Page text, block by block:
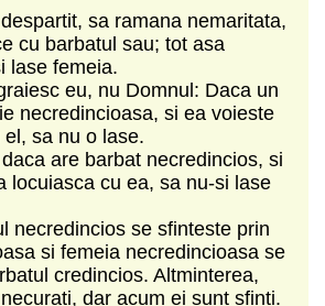
sa ramana nemaritata,
cu barbatul sau; tot asa
lase femeia.
eu, nu Domnul: Daca un
necredincioasa, si ea voieste
sa nu o lase.
are barbat necredincios, si
locuiasca cu ea, sa nu-si lase
necredincios se sfinteste prin
si femeia necredincioasa se
credincios. Altminterea,
dar acum ei sunt sfinti.